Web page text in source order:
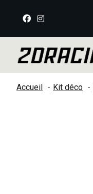
Accueil Kit déco